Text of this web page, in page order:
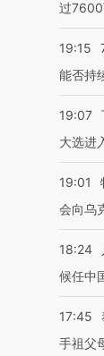
过7600
19:15
能否持
19:07
大选进
19:01
会向乌
18:24
候任中
17:45
手祖父